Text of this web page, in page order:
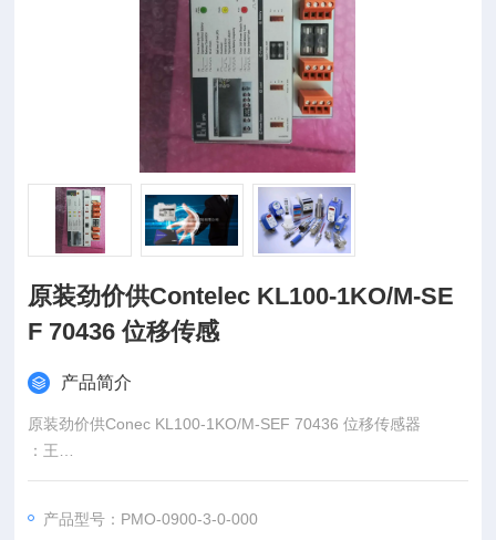
原装劲价供Contelec KL100-1KO/M-SE
F 70436 位移传感
产品简介
原装劲价供Conec KL100-1KO/M-SEF 70436 位移传感器
：王
：www@
产品型号：PMO-0900-3-0-000